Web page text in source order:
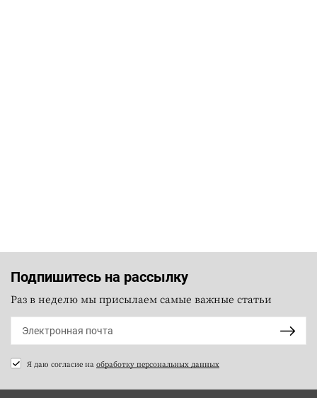
Подпишитесь на рассылку
Раз в неделю мы присылаем самые важные статьи
Я даю согласие на обработку персональных данных